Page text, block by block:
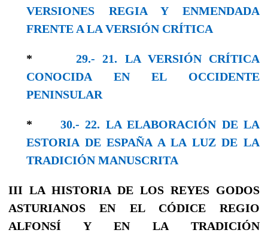
VERSIONES REGIA Y ENMENDADA
FRENTE A LA VERSIÓN CRÍTICA
*29.- 21. LA VERSIÓN CRÍTICA
CONOCIDA EN EL OCCIDENTE
PENINSULAR
* 30.- 22. LA ELABORACIÓN DE LA
ESTORIA DE ESPAÑA A LA LUZ DE LA
TRADICIÓN MANUSCRITA
III LA HISTORIA DE LOS REYES GODOS
ASTURIANOS
EN EL CÓDICE REGIO
ALFONSÍ Y EN LA
TRADICIÓN